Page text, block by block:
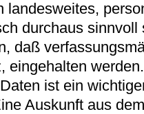
landesweites,
durchaus
daß
eingehalten
ist ein
Auskunft aus